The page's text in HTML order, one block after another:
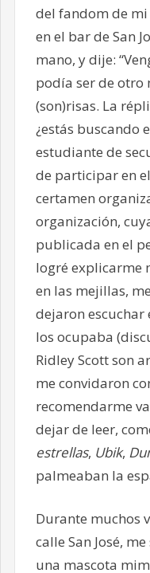
del fandom de mi
en el bar de San
mano, y dije:
podía ser de otro
(son)risas. La
¿estás buscando
estudiante de
de participar en
certamen
organización,
publicada en el
logré explicarme
en las mejillas,
dejaron
los ocupaba
Ridley Scott son
me convidaron
recomendarme
dejar de leer,
estrellas, Ubik,
palmeaban la
Durante muchos
calle San José,
una mascota